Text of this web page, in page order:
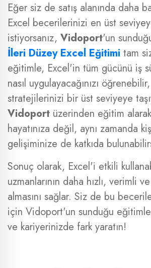
Eğer siz de satış alanında daha
Excel becerilerinizi en üst
istiyorsanız, Vidoport'un
İleri Düzey Excel Eğitimi tam
eğitimle, Excel'in tüm gücünü iş
nasıl uygulayacağınızı
stratejilerinizi bir üst seviyeye
Vidoport üzerinden eğitim
hayatınıza değil, aynı zamanda
gelişiminize de katkıda
Sonuç olarak, Excel'i etkili
uzmanlarının daha hızlı, verimli
almasını sağlar. Siz de bu
için Vidoport'un sunduğu
ve kariyerinizde fark yaratın!